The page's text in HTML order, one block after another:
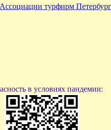
в условиях пандемии: